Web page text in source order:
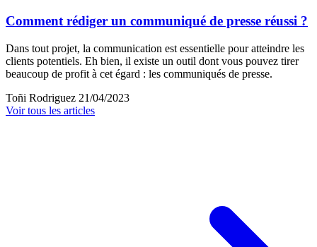
Comment rédiger un communiqué de presse réussi ?
Dans tout projet, la communication est essentielle pour atteindre les
clients potentiels. Eh bien, il existe un outil dont vous pouvez tirer
beaucoup de profit à cet égard : les communiqués de presse.
Toñi Rodriguez 21/04/2023
Voir tous les articles